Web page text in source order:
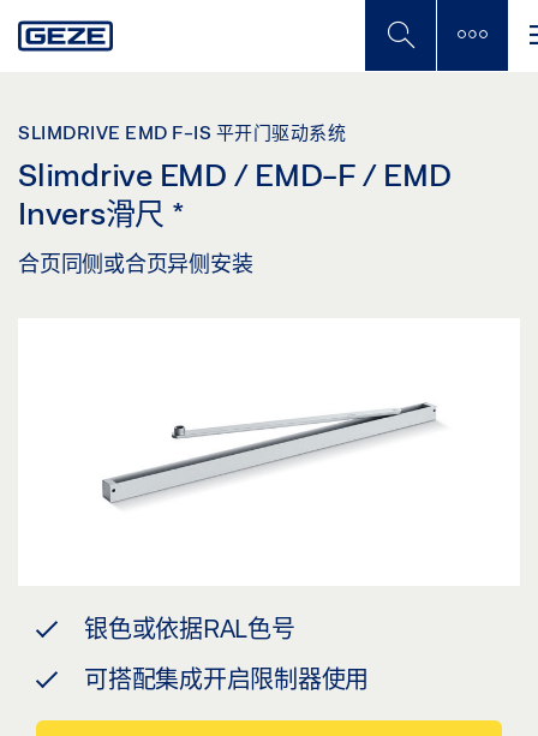
to
SLIMDRIVE EMD F-IS 平开门驱动系统
Slimdrive EMD / EMD-F / EMD
Invers滑尺 *
合页同侧或合页异侧安装
银色或依据RAL色号
可搭配集成开启限制器使用